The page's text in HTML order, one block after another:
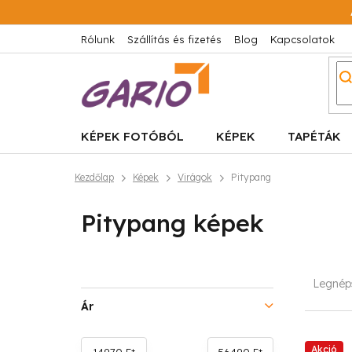
a
tartalomhoz
Rólunk Szállítás és fizetés Blog Kapcsolatok
KÉPEK FOTÓBÓL KÉPEK TAPÉTÁK
Kezdőlap Képek Virágok Pitypang
Pitypang képek
l
d
Ár
Akció